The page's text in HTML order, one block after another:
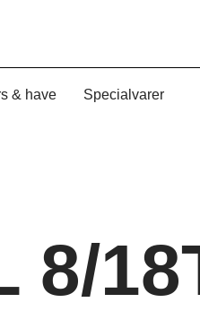
& have Specialvarer
8/